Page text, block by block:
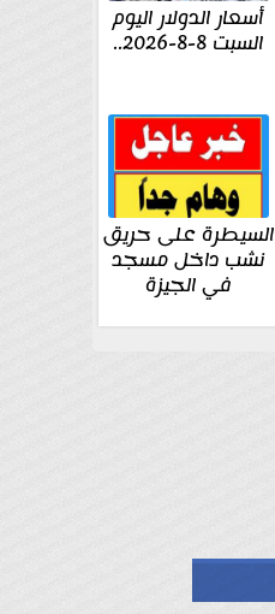
أسعار الدولار اليوم
السبت 8-8-2026..
السيطرة على حريق
نشب داخل مسجد
في الجيزة